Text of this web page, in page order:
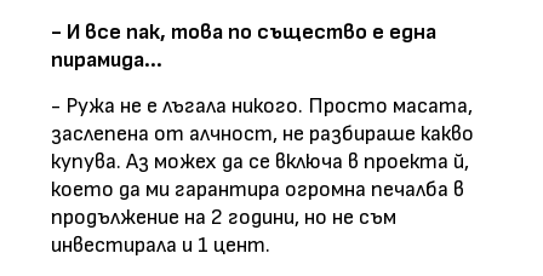
- И все пак, това по същество е една
пирамида...
- Ружа не е лъгала никого. Просто масата,
заслепена от алчност, не разбираше какво
купува. Аз можех да се включа в проекта й,
което да ми гарантира огромна печалба в
продължение на 2 години, но не съм
инвестирала и 1 цент.